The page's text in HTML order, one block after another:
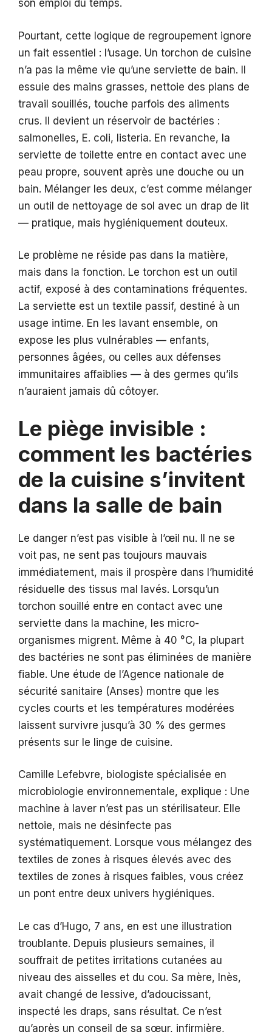
son emploi du temps.
Pourtant, cette logique de regroupement ignore
un fait essentiel : l’usage. Un torchon de cuisine
n’a pas la même vie qu’une serviette de bain. Il
essuie des mains grasses, nettoie des plans de
travail souillés, touche parfois des aliments
crus. Il devient un réservoir de bactéries :
salmonelles, E. coli, listeria. En revanche, la
serviette de toilette entre en contact avec une
peau propre, souvent après une douche ou un
bain. Mélanger les deux, c’est comme mélanger
un outil de nettoyage de sol avec un drap de lit
— pratique, mais hygiéniquement douteux.
Le problème ne réside pas dans la matière,
mais dans la fonction. Le torchon est un outil
actif, exposé à des contaminations fréquentes.
La serviette est un textile passif, destiné à un
usage intime. En les lavant ensemble, on
expose les plus vulnérables — enfants,
personnes âgées, ou celles aux défenses
immunitaires affaiblies — à des germes qu’ils
n’auraient jamais dû côtoyer.
Le piège invisible :
comment les bactéries
de la cuisine s’invitent
dans la salle de bain
Le danger n’est pas visible à l’œil nu. Il ne se
voit pas, ne sent pas toujours mauvais
immédiatement, mais il prospère dans l’humidité
résiduelle des tissus mal lavés. Lorsqu’un
torchon souillé entre en contact avec une
serviette dans la machine, les micro-
organismes migrent. Même à 40 °C, la plupart
des bactéries ne sont pas éliminées de manière
fiable. Une étude de l’Agence nationale de
sécurité sanitaire (Anses) montre que les
cycles courts et les températures modérées
laissent survivre jusqu’à 30 % des germes
présents sur le linge de cuisine.
Camille Lefebvre, biologiste spécialisée en
microbiologie environnementale, explique : Une
machine à laver n’est pas un stérilisateur. Elle
nettoie, mais ne désinfecte pas
systématiquement. Lorsque vous mélangez des
textiles de zones à risques élevés avec des
textiles de zones à risques faibles, vous créez
un pont entre deux univers hygiéniques.
Le cas d’Hugo, 7 ans, en est une illustration
troublante. Depuis plusieurs semaines, il
souffrait de petites irritations cutanées au
niveau des aisselles et du cou. Sa mère, Inès,
avait changé de lessive, d’adoucissant,
inspecté les draps, sans résultat. Ce n’est
qu’après un conseil de sa sœur, infirmière,